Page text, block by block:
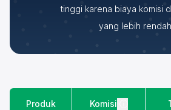
tinggi karena biaya komisi
yang lebih
Produk Komisi